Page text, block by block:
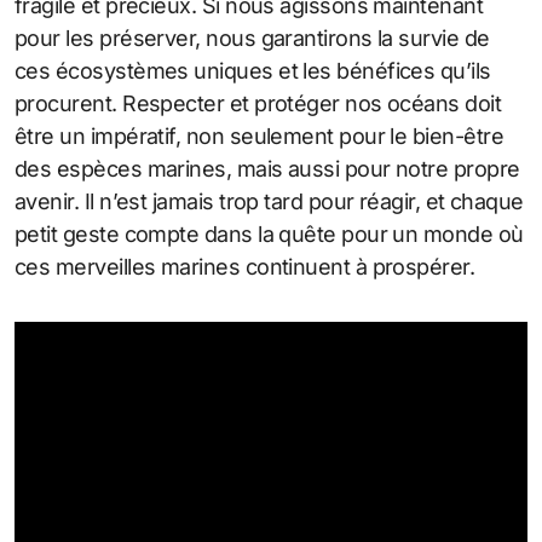
fragile et précieux. Si nous agissons maintenant
pour les préserver, nous garantirons la survie de
ces écosystèmes uniques et les bénéfices qu’ils
procurent. Respecter et protéger nos océans doit
être un impératif, non seulement pour le bien-être
des espèces marines, mais aussi pour notre propre
avenir. Il n’est jamais trop tard pour réagir, et chaque
petit geste compte dans la quête pour un monde où
ces merveilles marines continuent à prospérer.